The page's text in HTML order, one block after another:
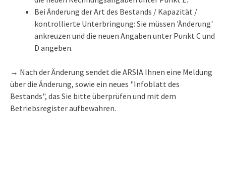
Bei Änderung der Art des Bestands / Kapazität /
kontrollierte Unterbringung: Sie müssen 'Änderung'
ankreuzen und die neuen Angaben unter Punkt C und
D angeben.
→ Nach der Änderung sendet die ARSIA Ihnen eine Meldung
über die Änderung, sowie ein neues "Infoblatt des
Bestands", das Sie bitte überprüfen und mit dem
Betriebsregister aufbewahren.